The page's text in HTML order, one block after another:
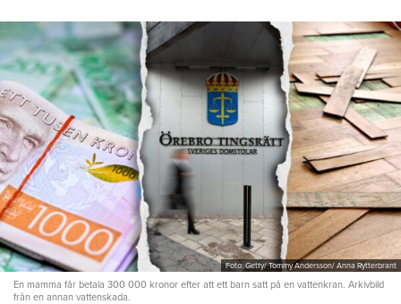
Foto: Getty/ Tommy Andersson/ Anna Rytterbrant
En mamma får betala 300 000 kronor efter att ett barn satt på en vattenkran. Arkivbild
från en annan vattenskada.